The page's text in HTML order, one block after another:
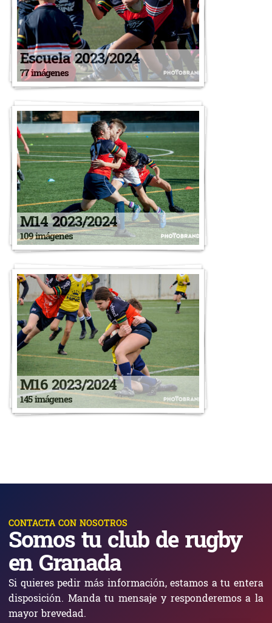
Escuela 2023/2024
77 imágenes
M14 2023/2024
109 imágenes
M16 2023/2024
145 imágenes
CONTACTA CON NOSOTROS
Somos tu club de rugby
en Granada
Si quieres pedir más información, estamos a tu entera
disposición. Manda tu mensaje y responderemos a la
mayor brevedad.